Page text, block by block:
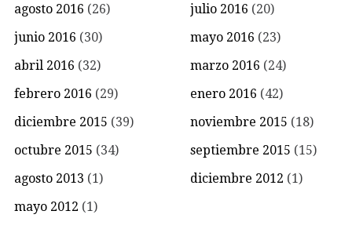
agosto 2016 (26) julio 2016 (20)
junio 2016 (30) mayo 2016 (23)
abril 2016 (32) marzo 2016 (24)
febrero 2016 (29) enero 2016 (42)
diciembre 2015 (39) noviembre 2015 (18)
octubre 2015 (34) septiembre 2015 (15)
agosto 2013 (1) diciembre 2012 (1)
mayo 2012 (1)